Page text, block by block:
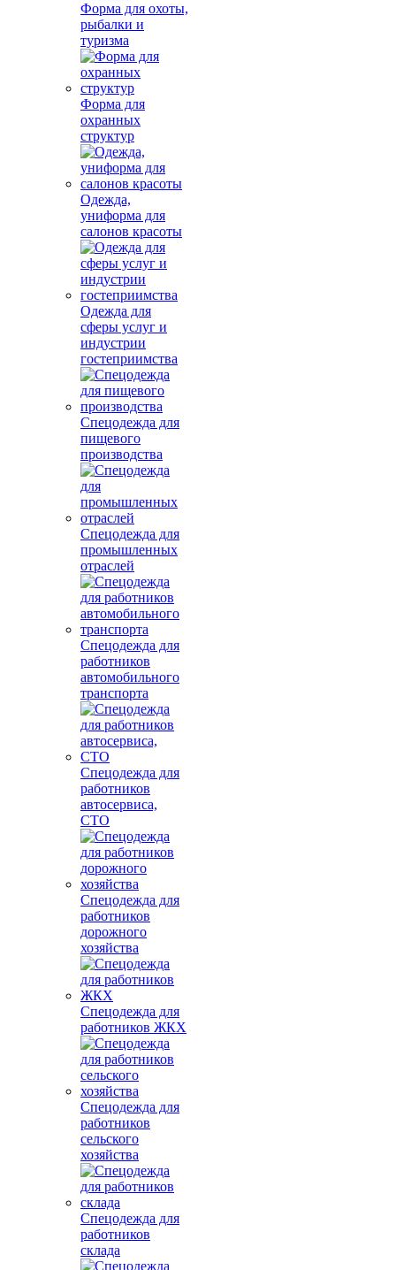
Форма для охоты,
рыбалки и
туризма
Форма для
охранных
структур
Одежда,
униформа для
салонов красоты
Одежда для
сферы услуг и
индустрии
гостеприимства
Спецодежда для
пищевого
производства
Спецодежда для
промышленных
отраслей
Спецодежда для
работников
автомобильного
транспорта
Спецодежда для
работников
автосервиса,
СТО
Спецодежда для
работников
дорожного
хозяйства
Спецодежда для
работников ЖКХ
Спецодежда для
работников
сельского
хозяйства
Спецодежда для
работников
склада